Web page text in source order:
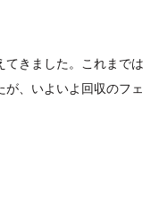
てきました。これまでは
、いよいよ回収のフェ